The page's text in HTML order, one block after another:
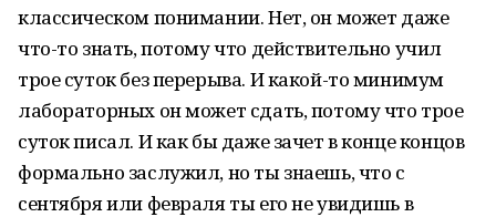
классическом понимании. Нет, он может даже
что-то знать, потому что действительно учил
трое суток без перерыва. И какой-то минимум
лабораторных он может сдать, потому что трое
суток писал. И как бы даже зачет в конце концов
формально заслужил, но ты знаешь, что с
сентября или февраля ты его не увидишь в